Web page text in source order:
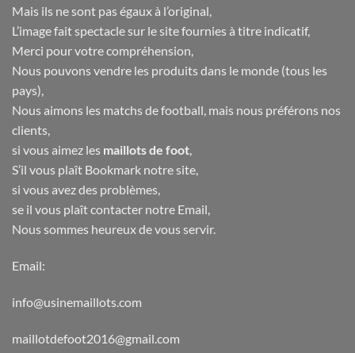
Mais ils ne sont pas égaux à l’original,
L’image fait spectacle sur le site fournies à titre indicatif,
Merci pour votre compréhension,
Nous pouvons vendre les produits dans le monde (tous les
pays),
Nous aimons les matchs de football, mais nous préférons nos
clients,
si vous aimez les maillots de foot,
S’il vous plaît Bookmark notre site,
si vous avez des problèmes,
se il vous plaît contacter notre Email,
Nous sommes heureux de vous servir.
Email:
info@usinemaillots.com
maillotdefoot2016@gmail.com